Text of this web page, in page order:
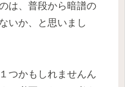
は、普段から暗譜の
いか、と思いまし
つかもしれませんん